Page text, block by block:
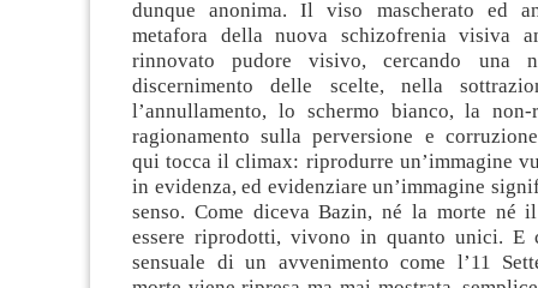
dunque anonima. Il viso mascherato ed
metafora della nuova schizofrenia visiva
rinnovato pudore visivo, cercando una
discernimento delle scelte, nella
l’annullamento, lo schermo bianco, la
ragionamento sulla perversione e
qui tocca il climax: riprodurre un’immagine
in evidenza, ed evidenziare un’immagine
senso. Come diceva Bazin, né la morte né il
essere riprodotti, vivono in quanto unici. E
sensuale di un avvenimento come l’11